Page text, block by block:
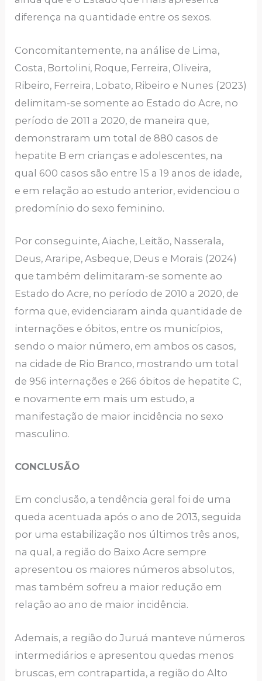
diferença na quantidade entre os sexos.
Concomitantemente, na análise de Lima,
Costa, Bortolini, Roque, Ferreira, Oliveira,
Ribeiro, Ferreira, Lobato, Ribeiro e Nunes (2023)
delimitam-se somente ao Estado do Acre, no
período de 2011 a 2020, de maneira que,
demonstraram um total de 880 casos de
hepatite B em crianças e adolescentes, na
qual 600 casos são entre 15 a 19 anos de idade,
e em relação ao estudo anterior, evidenciou o
predomínio do sexo feminino.
Por conseguinte, Aiache, Leitão, Nasserala,
Deus, Araripe, Asbeque, Deus e Morais (2024)
que também delimitaram-se somente ao
Estado do Acre, no período de 2010 a 2020, de
forma que, evidenciaram ainda quantidade de
internações e óbitos, entre os municípios,
sendo o maior número, em ambos os casos,
na cidade de Rio Branco, mostrando um total
de 956 internações e 266 óbitos de hepatite C,
e novamente em mais um estudo, a
manifestação de maior incidência no sexo
masculino.
CONCLUSÃO
Em conclusão, a tendência geral foi de uma
queda acentuada após o ano de 2013, seguida
por uma estabilização nos últimos três anos,
na qual, a região do Baixo Acre sempre
apresentou os maiores números absolutos,
mas também sofreu a maior redução em
relação ao ano de maior incidência.
Ademais, a região do Juruá manteve números
intermediários e apresentou quedas menos
bruscas, em contrapartida, a região do Alto